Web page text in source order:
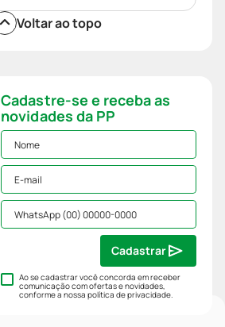
Voltar ao topo
Cadastre-se e receba as
novidades da PP
Ao se cadastrar você concorda em receber
comunicação com ofertas e novidades,
conforme a nossapolítica de privacidade.
Cadastrar